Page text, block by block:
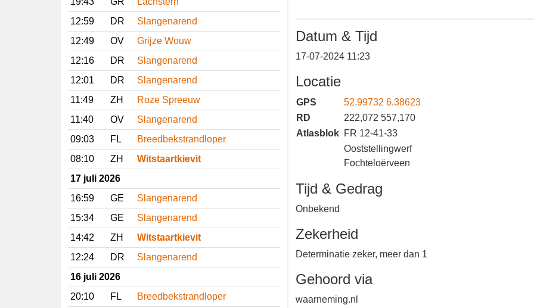
12:59
DR
Slangenarend
12:49
OV
Grijze Wouw
12:16
DR
Slangenarend
12:01
DR
Slangenarend
11:49
ZH
Roze Spreeuw
11:40
OV
Slangenarend
09:03
FL
Breedbekstrandloper
08:10
ZH
Witstaartkievit
17 juli 2026
16:59
GE
Slangenarend
15:34
GE
Slangenarend
14:42
ZH
Witstaartkievit
12:24
DR
Slangenarend
16 juli 2026
20:10
FL
Breedbekstrandloper
Datum & Tijd
17-07-2024 11:23
Locatie
GPS
52.99732 6.38623
RD
222,072 557,170
Atlasblok FR 12-41-33
Ooststellingwerf
Fochteloërveen
Tijd & Gedrag
Onbekend
Zekerheid
Determinatie zeker, meer dan 1
Gehoord via
waarneming.nl